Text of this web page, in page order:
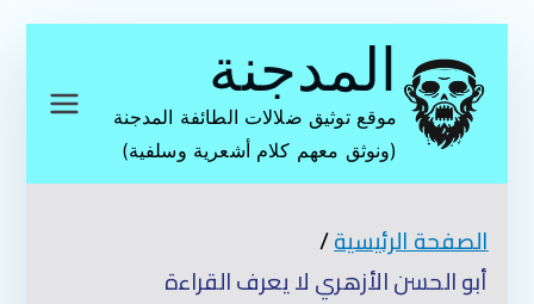
المحتوى
المدجنة
موقع توثيق ضلالات الطائفة المدجنة
(ونوثق معهم كلام أشعرية وسلفية)
الصفحة الرئيسية
أبو الحسن الأزهري لا يعرف القراءة